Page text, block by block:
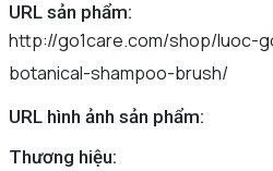
URL sản phẩm:
http://go1care.com/shop/luoc-
botanical-shampoo-brush/
URL hình ảnh sản phẩm:
Thương hiệu: